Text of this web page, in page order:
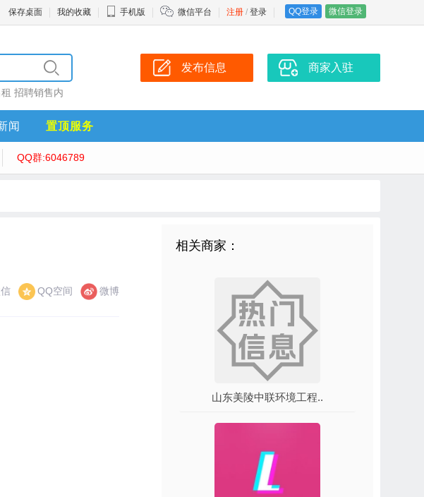
注册 / 登录 QQ登录 微信登录
保存桌面 我的收藏 手机版 微信平台
招聘销售内
发布信息 商家入驻
闻 置顶服务
QQ群:6046789
QQ空间 微博
相关商家：
山东美陵中联环境工程..